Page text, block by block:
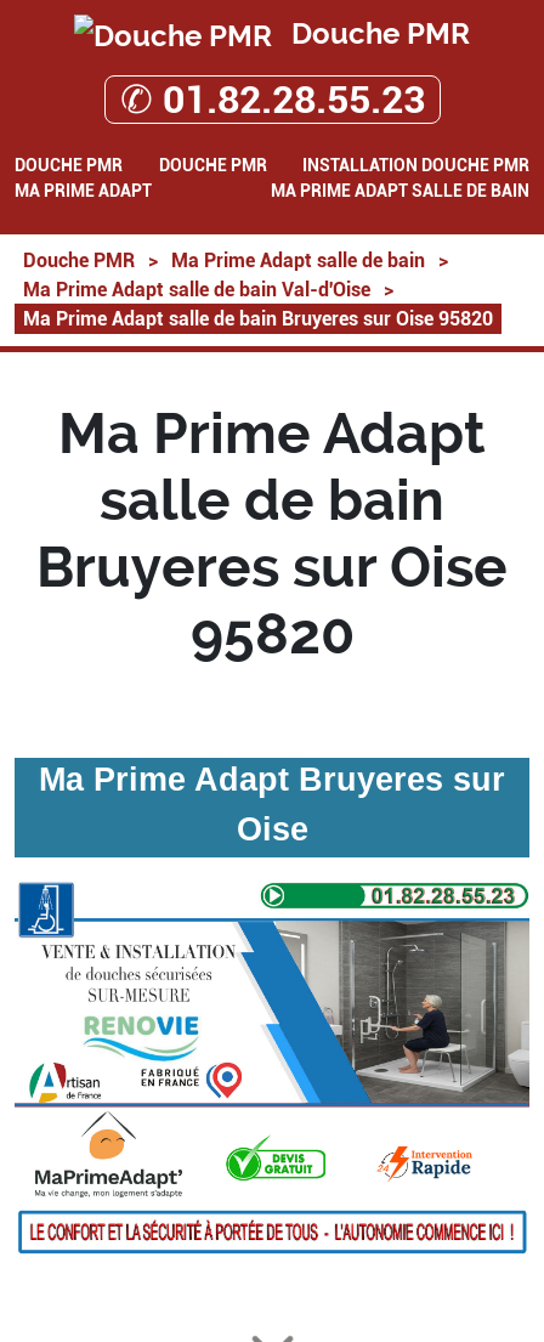
Douche PMR
✆ 01.82.28.55.23
DOUCHE PMR DOUCHE PMR
INSTALLATION DOUCHE PMR
MA PRIME ADAPT
MA PRIME ADAPT SALLE DE BAIN
Douche PMR > Ma Prime Adapt salle de bain
>
Ma Prime Adapt salle de bain Val-d'Oise
>
Ma Prime Adapt salle de bain Bruyeres sur Oise 95820
Ma Prime Adapt
salle de bain
Bruyeres sur Oise
95820
Ma Prime Adapt Bruyeres sur
Oise